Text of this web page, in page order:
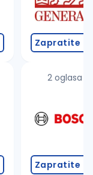
Zapratite
2 oglasa
Zapratite